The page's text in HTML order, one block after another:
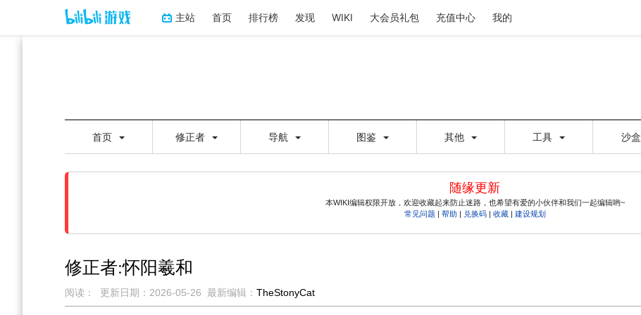
主站 首页 排行榜 发现 WIKI 大会员礼包 充值中心 我的
首页 修正者 导航 图鉴 其他 工具 沙盒
随缘更新
本WIKI编辑权限开放，欢迎收藏起来防止迷路，也希望有爱的小伙伴和我们一起编辑哟~
常见问题 | 帮助 | 兑换码| 收藏| 建设规划
修正者:怀阳羲和
阅读： 更新日期： 2026-05-26 最新编辑： TheStonyCat